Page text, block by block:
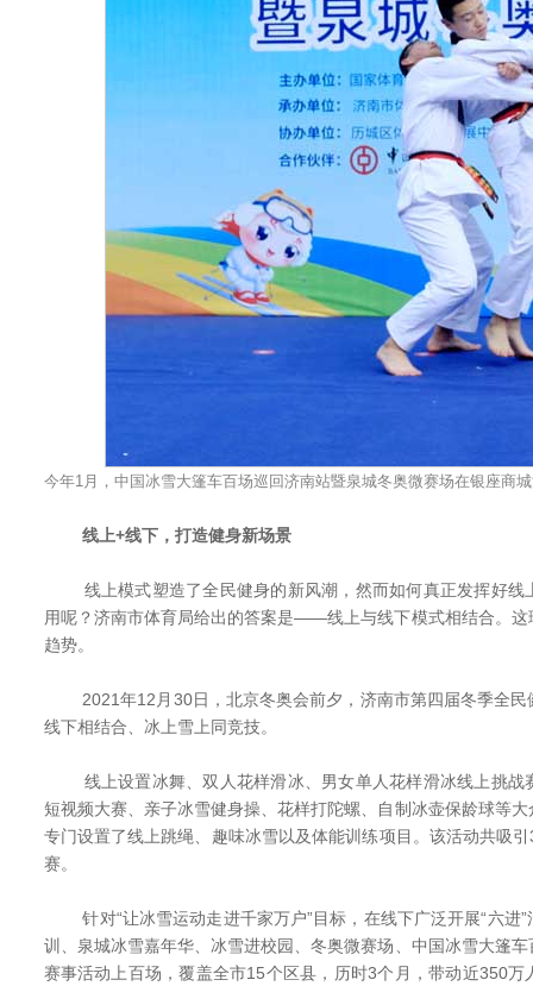
今年1月，中国冰雪大篷车百场巡回济南站暨泉城冬奥微赛场在银座商
线上+线下，打造健身新场景
线上模式塑造了全民健身的新风潮，然而如何真正发挥好线
用呢？济南市体育局给出的答案是——线上与线下模式相结合。这
趋势。
2021年12月30日，北京冬奥会前夕，济南市第四届冬季全民
线下相结合、冰上雪上同竞技。
线上设置冰舞、双人花样滑冰、男女单人花样滑冰线上挑战
短视频大赛、亲子冰雪健身操、花样打陀螺、自制冰壶保龄球等
专门设置了线上跳绳、趣味冰雪以及体能训练项目。该活动共吸
赛。
针对“让冰雪运动走进千家万户”目标，在线下广泛开展“六进”
训、泉城冰雪嘉年华、冰雪进校园、冬奥微赛场、中国冰雪大篷
赛事活动上百场，覆盖全市15个区县，历时3个月，带动近350